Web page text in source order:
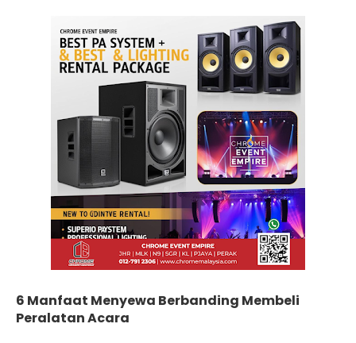
6 Manfaat Menyewa Berbanding Membeli
Peralatan Acara